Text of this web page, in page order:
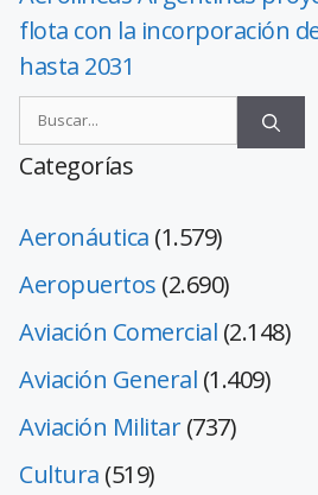
flota con la incorporación
hasta 2031
Categorías
Aeronáutica (1.579)
Aeropuertos (2.690)
Aviación Comercial (2.148)
Aviación General (1.409)
Aviación Militar(737)
Cultura (519)